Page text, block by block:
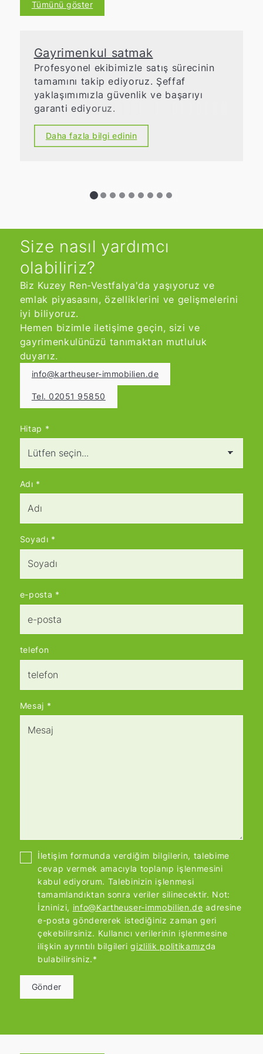
Tümünü göster
Gayrimenkul satmak
Profesyonel ekibimizle satış sürecinin
tamamını takip ediyoruz. Şeffaf
yaklaşımımızla güvenlik ve başarıyı
garanti ediyoruz.
Daha fazla bilgi edinin
Size nasıl yardımcı
olabiliriz?
Biz Kuzey Ren-Vestfalya'da yaşıyoruz ve
emlak piyasasını, özelliklerini ve gelişmelerini
iyi biliyoruz.
Hemen bizimle iletişime geçin, sizi ve
gayrimenkulünüzü tanımaktan mutluluk
duyarız.
info@kartheuser-immobilien.de
Tel. 02051 95850
Hitap *
Adı *
Soyadı *
e-posta *
telefon
Mesaj *
İletişim formunda verdiğim bilgilerin, talebime
cevap vermek amacıyla toplanıp işlenmesini
kabul ediyorum. Talebinizin işlenmesi
tamamlandıktan sonra veriler silinecektir. Not:
İzninizi, info@Kartheuser-immobilien.de adresine
e-posta göndererek istediğiniz zaman geri
çekebilirsiniz. Kullanıcı verilerinin işlenmesine
ilişkin ayrıntılı bilgilerigizlilik politikamızda
bulabilirsiniz.*
Gönder